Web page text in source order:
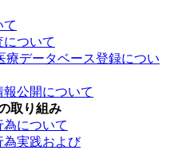
て
ついて
データベース登録につい
公開について
取り組み
について
為実践および